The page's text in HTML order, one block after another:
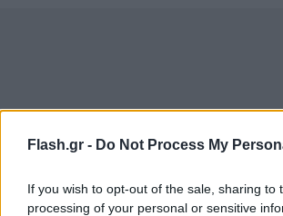
Flash.gr - Do Not Process My
If you wish to opt-out of the sale, sharing to
processing of your personal or sensitive